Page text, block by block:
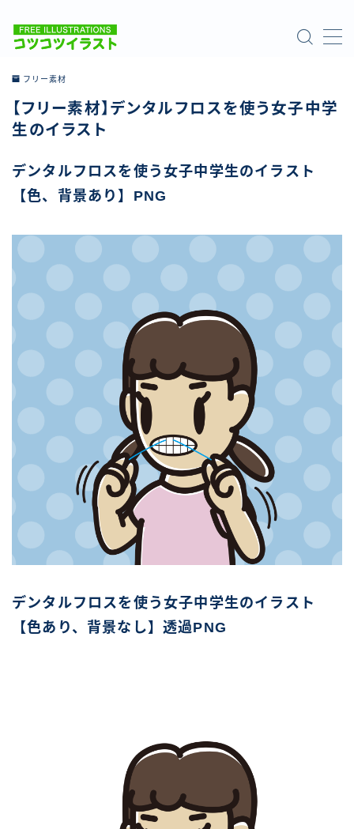
ホーム
お問い合わせ
フリー素材
【フリー素材】デンタルフロスを使う女子中学
生のイラスト
デンタルフロスを使う女子中学生のイラスト
【色、背景あり】PNG
デンタルフロスを使う女子中学生のイラスト
【色あり、背景なし】透過PNG